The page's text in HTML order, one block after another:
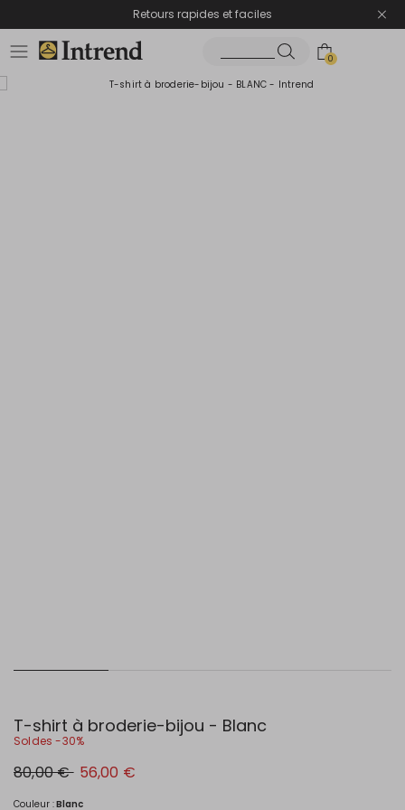
Retours rapides et faciles
0
T-shirt à broderie-bijou - Blanc
Soldes -30%
Prix
original
€
80,00 € Nouveau
prix
€
56,00 €
Couleur :Blanc